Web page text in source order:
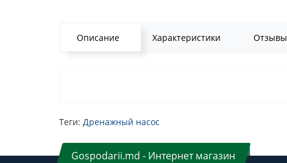
Описание Характеристики Отзывы
Теги: Дренажный насос
Gospodarii.md - Интернет магазин